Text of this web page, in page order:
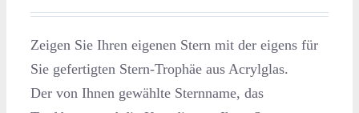
Zeigen Sie Ihren eigenen Stern mit der eigens für
Sie gefertigten Stern-Trophäe aus Acrylglas.
Der von Ihnen gewählte Sternname, das